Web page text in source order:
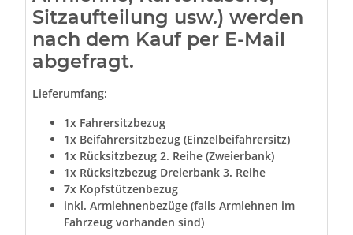
Sitzaufteilung usw.) werden
nach dem Kauf per E-Mail
abgefragt.
Lieferumfang:
1x Fahrersitzbezug
1x Beifahrersitzbezug (Einzelbeifahrersitz)
1x Rücksitzbezug 2. Reihe (Zweierbank)
1x Rücksitzbezug Dreierbank 3. Reihe
7x Kopfstützenbezug
inkl. Armlehnenbezüge (falls Armlehnen im
Fahrzeug vorhanden sind)